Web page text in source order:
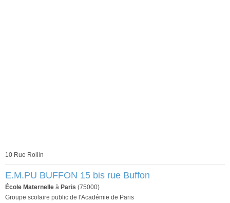
10 Rue Rollin
E.M.PU BUFFON 15 bis rue Buffon
École Maternelle à Paris (75000)
Groupe scolaire public de l'Académie de Paris